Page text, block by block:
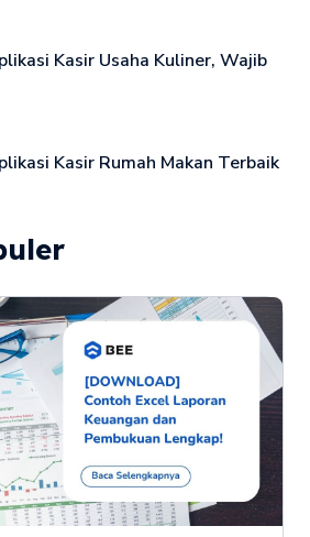
Kasir Usaha Kuliner, Wajib
Kasir Rumah Makan Terbaik